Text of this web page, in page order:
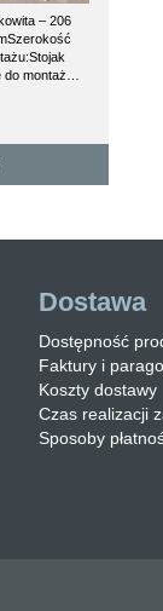
206
Dostawa
Dostępność
Faktury i
Koszty dostawy
Czas realizacji
Sposoby